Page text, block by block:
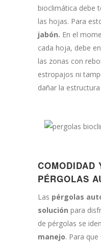
bioclimática debe
las hojas. Para
jabón. En el
cada hoja, debe
las zonas con
estropajos ni
dañar la
COMODIDAD
PÉRGOLAS
Las pérgolas
solución para
de pérgolas se
manejo. Para